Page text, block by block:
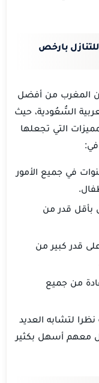
بارخص
من المغرب من أفضل
السُّعُودية، حيث
التي تجعلها
الكبيرة التي لا تقل عن 5 سنوات في جميع الأمور
بأقل قدر من
قدر كبير من
من جميع
نظرا لتشابه العديد
معهم أسهل بكثير